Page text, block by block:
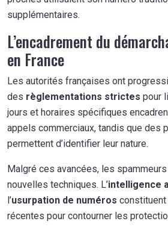
supplémentaires.
L’encadrement du
en France
Les autorités françaises ont
des règlementations strictes pour
jours et horaires spécifiques
appels commerciaux, tandis que des
permettent d’identifier leur nature.
Malgré ces avancées, les
nouvelles techniques. L’intelligence
l’usurpation de numéros
récentes pour contourner les